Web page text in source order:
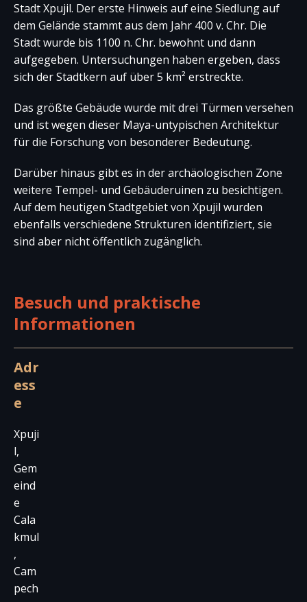
Stadt Xpujil. Der erste Hinweis auf eine Siedlung auf
dem Gelände stammt aus dem Jahr 400 v. Chr. Die
Stadt wurde bis 1100 n. Chr. bewohnt und dann
aufgegeben. Untersuchungen haben ergeben, dass
sich der Stadtkern auf über 5 km² erstreckte.
Das größte Gebäude wurde mit drei Türmen versehen
und ist wegen dieser Maya-untypischen Architektur
für die Forschung von besonderer Bedeutung.
Darüber hinaus gibt es in der archäologischen Zone
weitere Tempel- und Gebäuderuinen zu besichtigen.
Auf dem heutigen Stadtgebiet von Xpujil wurden
ebenfalls verschiedene Strukturen identifiziert, sie
sind aber nicht öffentlich zugänglich.
Besuch und praktische
Informationen
Adr
ess
e
Xpuji
l,
Gem
eind
e
Cala
kmul
,
Cam
pech